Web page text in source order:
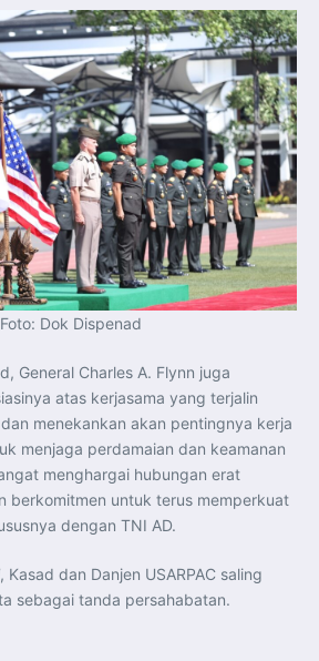
Dukung Pertumbuhan Ekonomi
Sudaryono Tegaskan Komitmen Perkuat
dan Akuntabilitas Program Makan Bergizi
Foto: Dok Dispenad
General Charles A. Flynn juga
atas kerjasama yang terjalin
menekankan akan pentingnya kerja
menjaga perdamaian dan keamanan
menghargai hubungan erat
berkomitmen untuk terus memperkuat
dengan TNI AD.
, Kasad dan Danjen USARPAC saling
sebagai tanda persahabatan.